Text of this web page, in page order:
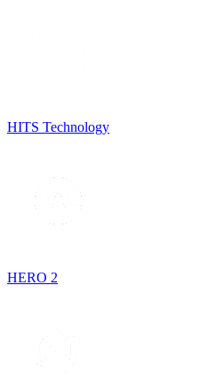
HITS Technology
HERO 2